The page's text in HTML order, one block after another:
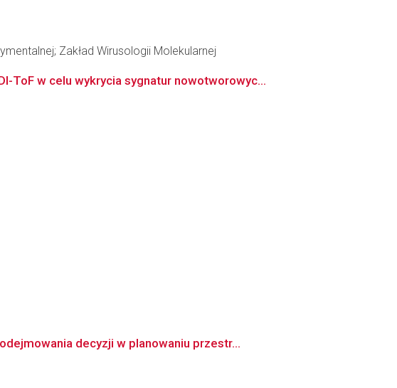
Zakład Wirusologii Molekularnej
ToF w celu wykrycia sygnatur nowotworowyc...
decyzji w planowaniu przestr...